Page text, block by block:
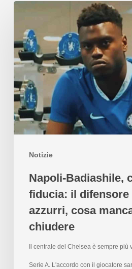
Notizie
Napoli-Badiashile,
fiducia: il difensore
azzurri, cosa
chiudere
Il centrale del Chelsea è sempre più
Serie A. L'accordo con il giocatore